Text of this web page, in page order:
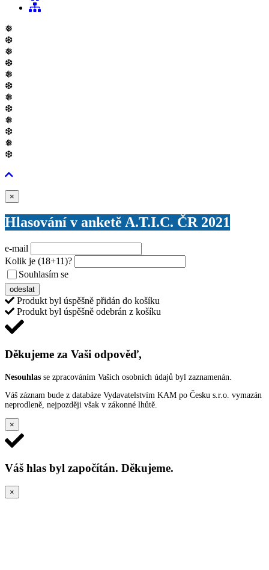
❅
❆
❅
❆
❅
❆
❅
❆
❅
❆
❅
❆
×
Hlasování v anketě A.T.I.C. ČR 2021
e-mail
Kolik je (18+11)?
Souhlasím se
odeslat
Produkt byl úspěšně přidán do košíku
Produkt byl úspěšně odebrán z košíku
Děkujeme za Vaši odpověď,
Nesouhlas se zpracováním Vašich osobních údajů byl zaznamenán.
Váš záznam bude z databáze Vydavatelstvím KAM po Česku s.r.o. vymazán
neprodleně, nejpozději však v zákonné lhůtě.
×
Váš hlas byl započítán. Děkujeme.
×